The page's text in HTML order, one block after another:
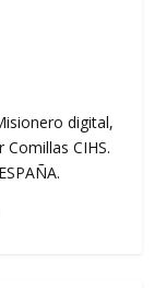
digital,
CIHS.